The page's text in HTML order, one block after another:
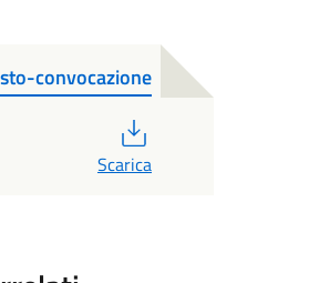
convocazione
Scarica